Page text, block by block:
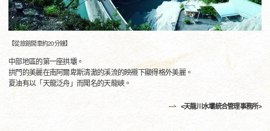
【從旅館開車約20分鐘】
中部地區的第一座拱壩。
拱門的美麗在南阿爾卑斯清澈的溪流的映襯下顯得格外美麗。
夏油有以「天龍泛舟」而聞名的天龍峽。
<天龍川水壩統合管理事務所>